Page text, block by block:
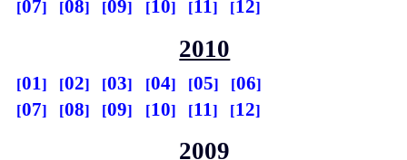
07
08 09 10 11 12
2010
01 02 03 04 05
06
07
08 09 10 11 12
2009